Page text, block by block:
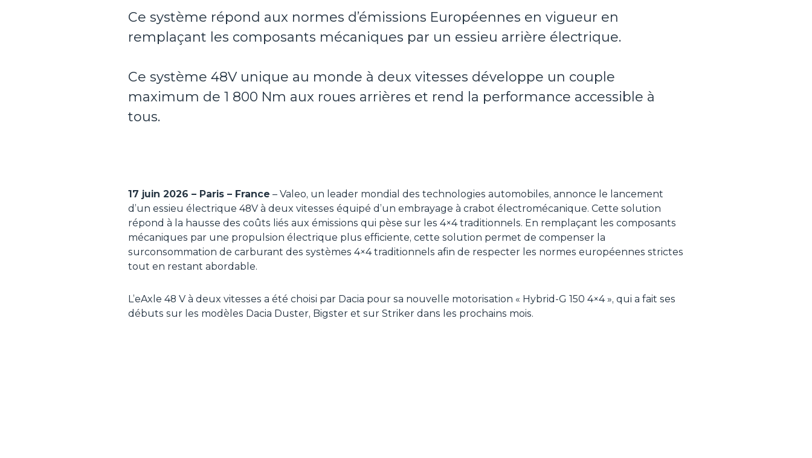
Ce système répond aux normes d’émissions Européennes en vigueur en
remplaçant les composants mécaniques par un essieu arrière électrique.
Ce système 48V unique au monde à deux vitesses développe un couple
maximum de 1 800 Nm aux roues arrières et rend la performance accessible à
tous.
17 juin 2026 – Paris – France – Valeo, un leader mondial des technologies automobiles, annonce le lancement
d’un essieu électrique 48V à deux vitesses équipé d’un embrayage à crabot électromécanique. Cette solution
répond à la hausse des coûts liés aux émissions qui pèse sur les 4×4 traditionnels. En remplaçant les composants
mécaniques par une propulsion électrique plus efficiente, cette solution permet de compenser la
surconsommation de carburant des systèmes 4×4 traditionnels afin de respecter les normes européennes strictes
tout en restant abordable.
L’eAxle 48 V à deux vitesses a été choisi par Dacia pour sa nouvelle motorisation « Hybrid-G 150 4×4 », qui a fait ses
débuts sur les modèles Dacia Duster, Bigster et sur Striker dans les prochains mois.